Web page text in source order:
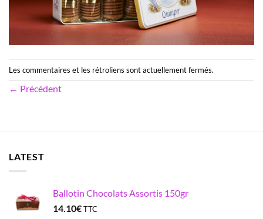
Les commentaires et les rétroliens sont actuellement fermés.
← Précédent
LATEST
Ballotin Chocolats Assortis 150gr
14.10€TTC